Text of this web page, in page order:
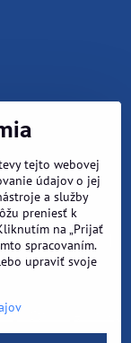
email na
vrátime z ľadu .
tejto webovej
údajov o jej
a služby
preniesť k
na „Prijať
spracovaním.
upraviť svoje